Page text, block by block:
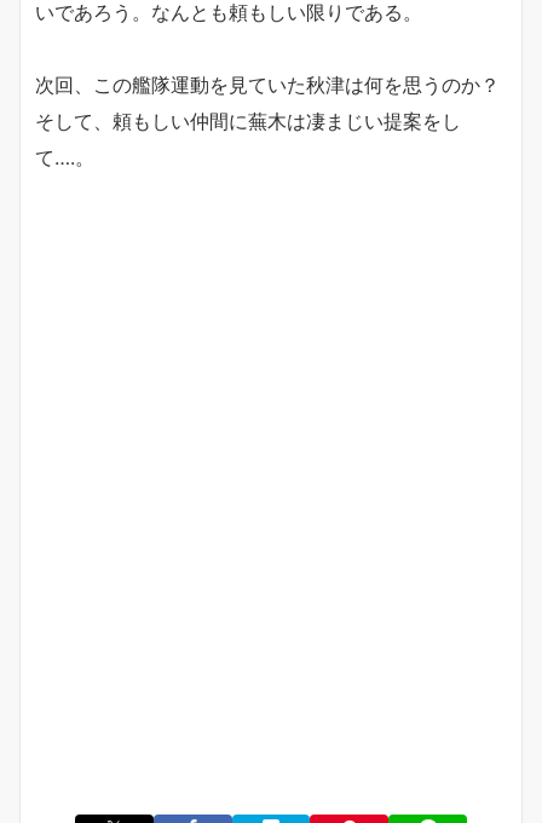
いであろう。なんとも頼もしい限りである。
次回、この艦隊運動を見ていた秋津は何を思うのか？
そして、頼もしい仲間に蕪木は凄まじい提案をし
て….。